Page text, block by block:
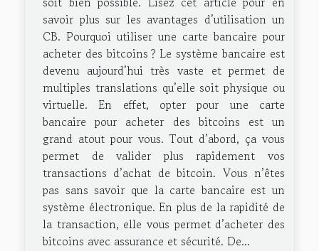
savoir plus sur les avantages d’utilisation un
CB. Pourquoi utiliser une carte bancaire pour
acheter des bitcoins ? Le système bancaire est
devenu aujourd’hui très vaste et permet de
multiples translations qu’elle soit physique ou
virtuelle. En effet, opter pour une carte
bancaire pour acheter des bitcoins est un
grand atout pour vous. Tout d’abord, ça vous
permet de valider plus rapidement vos
transactions d’achat de bitcoin. Vous n’êtes
pas sans savoir que la carte bancaire est un
système électronique. En plus de la rapidité de
la transaction, elle vous permet d’acheter des
bitcoins avec assurance et sécurité. De...